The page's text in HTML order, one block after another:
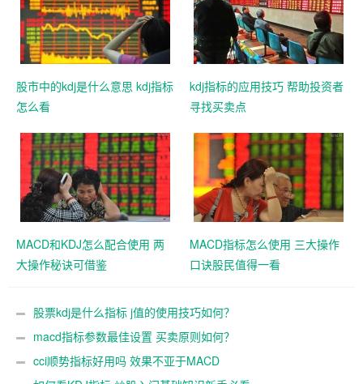
股市中的kdj是什么意思 kdj指标
怎么看
kdj指标的应用技巧 帮助投资者
寻找买卖点
MACD和KDJ怎么配合使用 两
大操作秘诀可借鉴
MACD指标怎么使用 三大操作
口诀股民值得一看
股票kdj是什么指标 j值的使用技巧如何？
macd指标参数最佳设置 买卖原则如何？
cci顺势指标好用吗 效果不亚于MACD